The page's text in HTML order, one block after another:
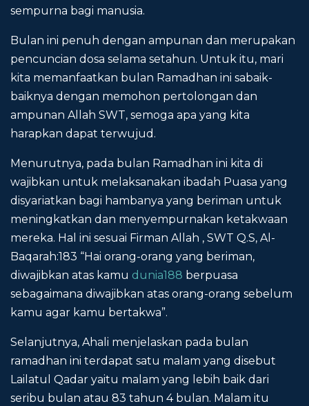
sempurna bagi manusia.
Bulan ini penuh dengan ampunan dan merupakan
pencuncian dosa selama setahun. Untuk itu, mari
kita memanfaatkan bulan Ramadhan ini sabaik-
baiknya dengan memohon pertolongan dan
ampunan Allah SWT, semoga apa yang kita
harapkan dapat terwujud.
Menurutnya, pada bulan Ramadhan ini kita di
wajibkan untuk melaksanakan ibadah Puasa yang
disyariatkan bagi hambanya yang beriman untuk
meningkatkan dan menyempurnakan ketakwaan
mereka. Hal ini sesuai Firman Allah , SWT Q.S, Al-
Baqarah:183 “Hai orang-orang yang beriman,
diwajibkan atas kamu dunia188 berpuasa
sebagaimana diwajibkan atas orang-orang sebelum
kamu agar kamu bertakwa”.
Selanjutnya, Ahali menjelaskan pada bulan
ramadhan ini terdapat satu malam yang disebut
Lailatul Qadar yaitu malam yang lebih baik dari
seribu bulan atau 83 tahun 4 bulan. Malam itu